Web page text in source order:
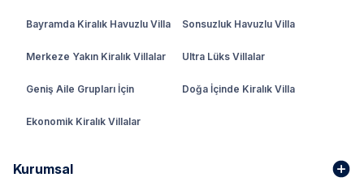
Bayramda Kiralık Havuzlu Villa Sonsuzluk Havuzlu Villa
Merkeze Yakın Kiralık Villalar Ultra Lüks Villalar
Geniş Aile Grupları İçin Doğa İçinde Kiralık Villa
Ekonomik Kiralık Villalar
Kurumsal